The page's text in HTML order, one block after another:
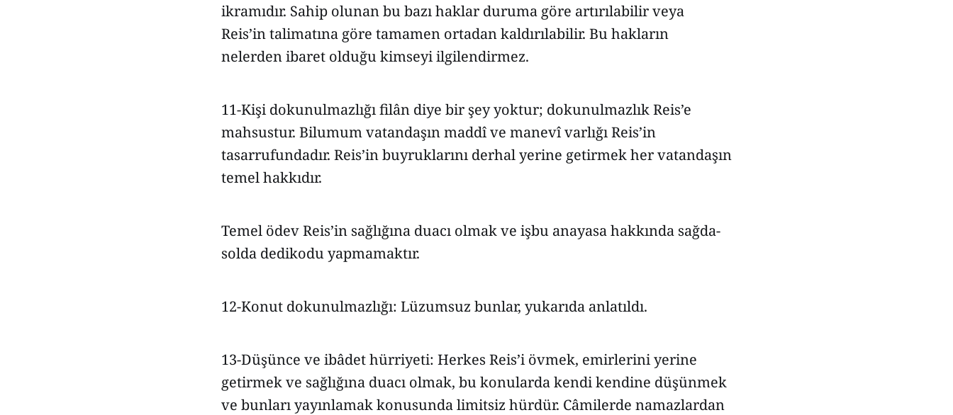
ikramıdır. Sahip olunan bu bazı haklar duruma göre artırılabilir veya
Reis’in talimatına göre tamamen ortadan kaldırılabilir. Bu hakların
nelerden ibaret olduğu kimseyi ilgilendirmez.
11-Kişi dokunulmazlığı filân diye bir şey yoktur; dokunulmazlık Reis’e
mahsustur. Bilumum vatandaşın maddî ve manevî varlığı Reis’in
tasarrufundadır. Reis’in buyruklarını derhal yerine getirmek her vatandaşın
temel hakkıdır.
Temel ödev Reis’in sağlığına duacı olmak ve işbu anayasa hakkında sağda-
solda dedikodu yapmamaktır.
12-Konut dokunulmazlığı: Lüzumsuz bunlar, yukarıda anlatıldı.
13-Düşünce ve ibâdet hürriyeti: Herkes Reis’i övmek, emirlerini yerine
getirmek ve sağlığına duacı olmak, bu konularda kendi kendine düşünmek
ve bunları yayınlamak konusunda limitsiz hürdür. Câmilerde namazlardan